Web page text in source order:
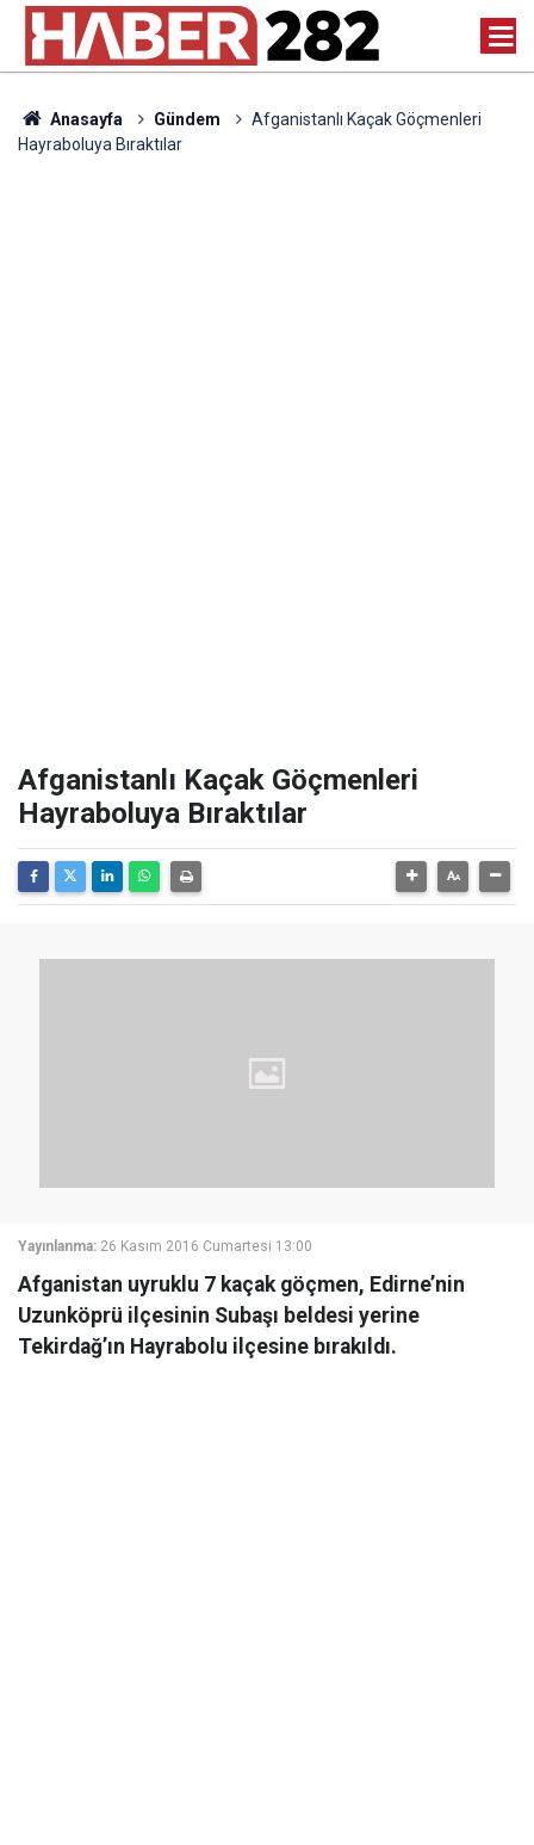
Anasayfa Gündem
Afganistanlı Kaçak Göçmenleri
Hayraboluya Bıraktılar
Afganistanlı Kaçak Göçmenleri
Hayraboluya Bıraktılar
Yayınlanma: 26 Kasım 2016 Cumartesi 13:00
Afganistan uyruklu 7 kaçak göçmen, Edirne’nin
Uzunköprü ilçesinin Subaşı beldesi yerine
Tekirdağ’ın Hayrabolu ilçesine bırakıldı.